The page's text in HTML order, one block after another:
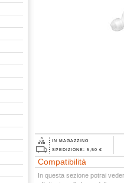
IN MAGAZZINO
SPEDIZIONE: 5,50 €
Compatibilità
In questa sezione potrai